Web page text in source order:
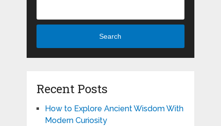
Search
Recent Posts
How to Explore Ancient Wisdom With
Modern Curiosity